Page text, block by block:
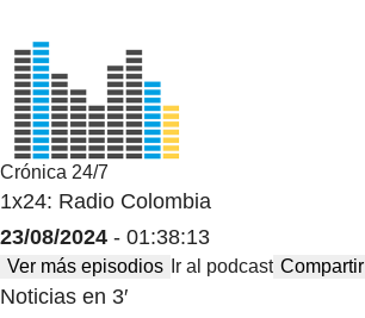
Crónica 24/7
1x24: Radio Colombia
23/08/2024 - 01:38:13
Ver más episodios Ir al podcast Compartir
Noticias en 3′